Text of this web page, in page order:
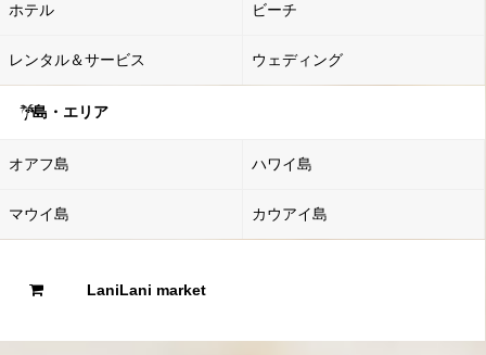
ホテル ビーチ
レンタル＆サービス ウェディング
島・エリア
オアフ島 ハワイ島
マウイ島 カウアイ島
LaniLani market